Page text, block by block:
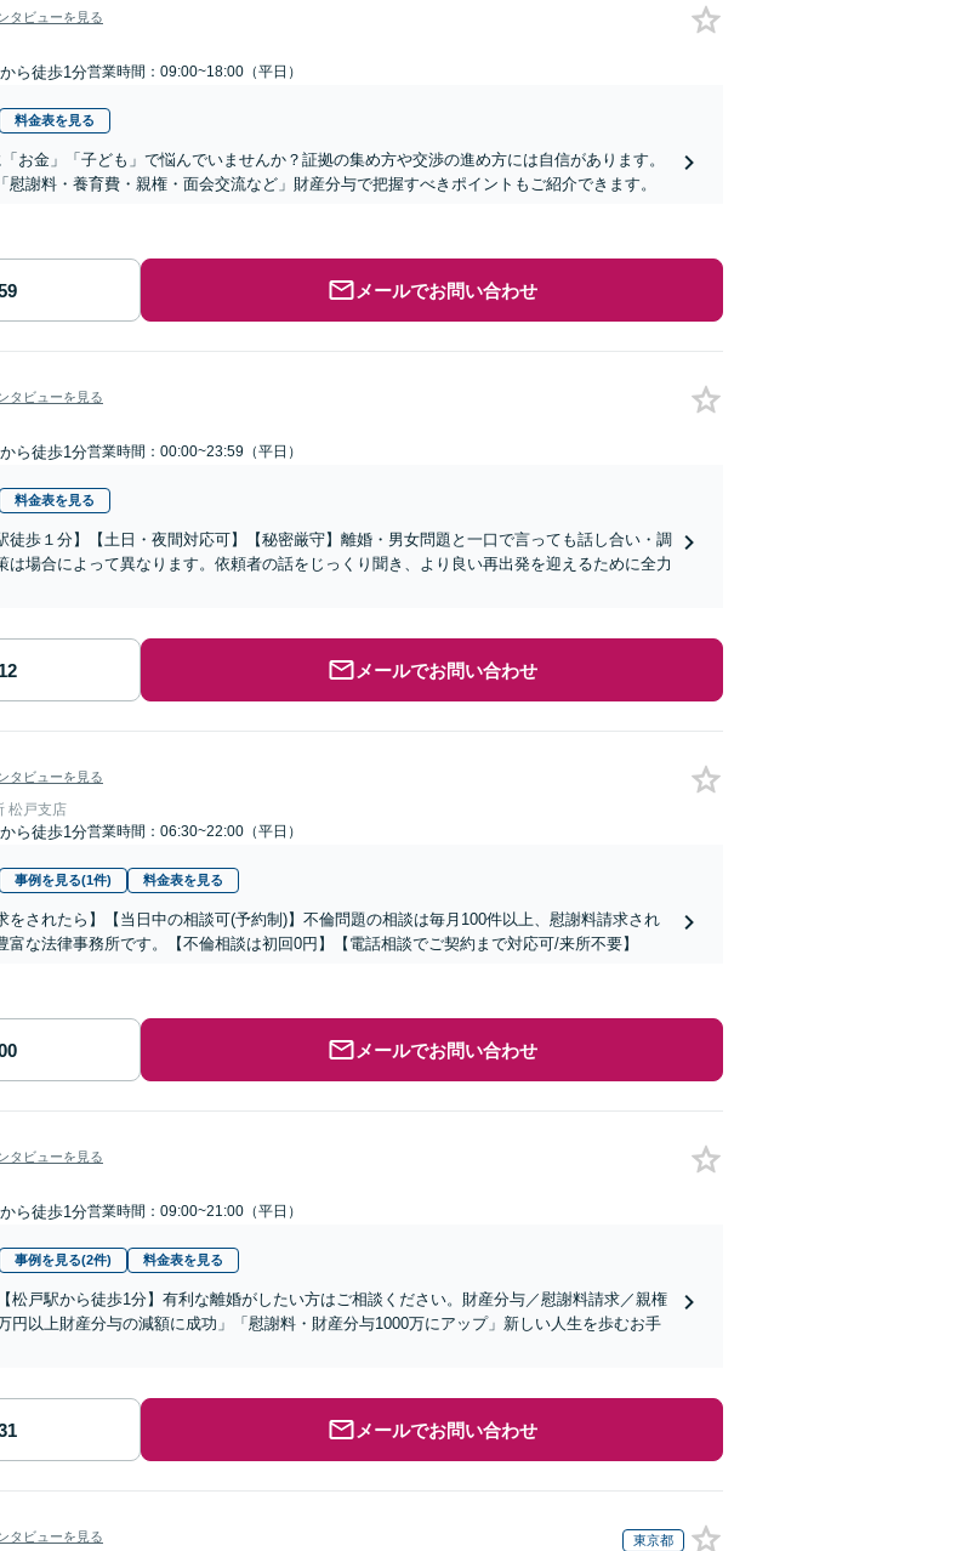
タビューを見る
から徒歩1分営業時間：09:00~18:00（平日）
料金表を見る
「お金」「子ども」で悩んでいませんか？証拠の集め方や交渉の進め方には自信があります。
慰謝料・養育費・親権・面会交流など」財産分与で把握すべきポイントもご紹介できます。
メールでお問い合わせ
タビューを見る
から徒歩1分営業時間：00:00~23:59（平日）
料金表を見る
徒歩１分】【土日・夜間対応可】【秘密厳守】離婚・男女問題と一口で言っても話し合い・調
は場合によって異なります。依頼者の話をじっくり聞き、より良い再出発を迎えるために全力
メールでお問い合わせ
タビューを見る
松戸支店
から徒歩1分営業時間：06:30~22:00（平日）
事例を見る(1件) 料金表を見る
をされたら】【当日中の相談可(予約制)】不倫問題の相談は毎月100件以上、慰謝料請求され
富な法律事務所です。【不倫相談は初回0円】【電話相談でご契約まで対応可/来所不要】
メールでお問い合わせ
タビューを見る
から徒歩1分営業時間：09:00~21:00（平日）
事例を見る(2件) 料金表を見る
松戸駅から徒歩1分】有利な離婚がしたい方はご相談ください。財産分与／慰謝料請求／親権
円以上財産分与の減額に成功」「慰謝料・財産分与1000万にアップ」新しい人生を歩むお手
メールでお問い合わせ
タビューを見る 東京都